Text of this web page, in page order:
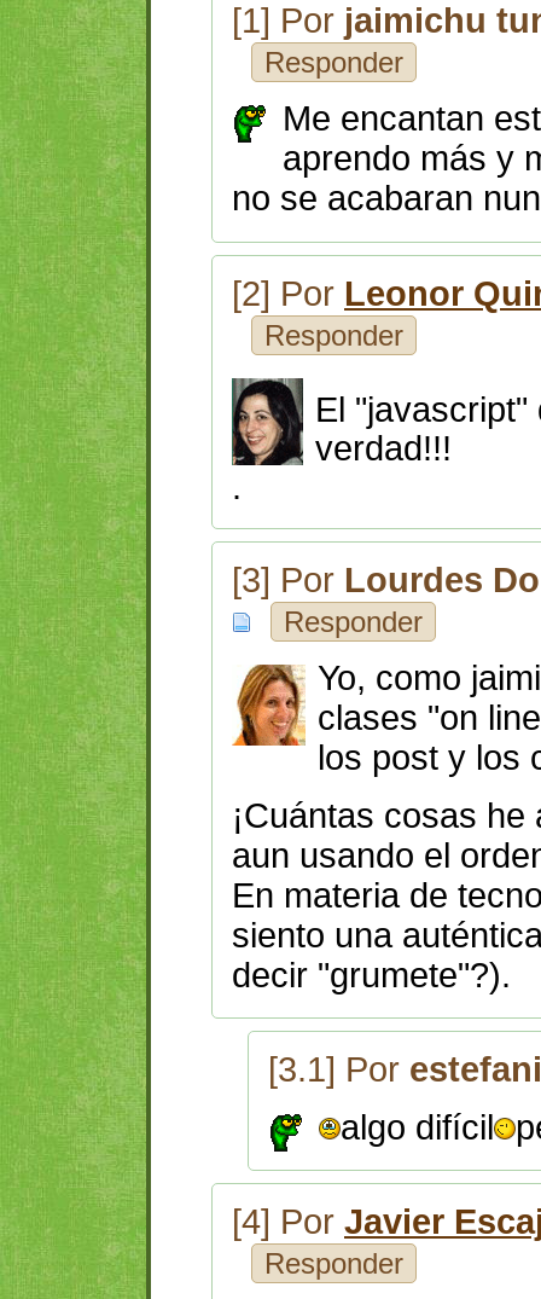
[1] Por jaimichu
Responder
Me encantan
aprendo más y
no se acabaran
[2] Por Leonor
Responder
El
verdad!!!
.
[3] Por Lourdes
Responder
Yo, como
clases "on
los post y los
¡Cuántas cosas
aun usando el
En materia de
siento una
decir "grumete"?).
[3.1] Por
algo difícil
[4] Por Javier
Responder